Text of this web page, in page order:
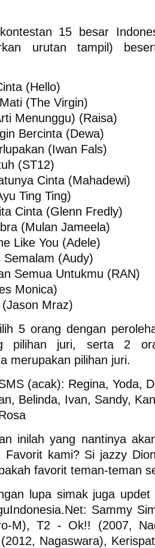
15 besar
urutan tampil)
(Hello)
(The Virgin)
Menunggu) (Raisa)
Bercinta (Dewa)
(Iwan Fals)
(ST12)
Cinta (Mahadewi)
Ting Ting)
Cinta (Glenn Fredly)
(Mulan Jameela)
Like You (Adele)
(Audy)
Semua Untukmu (RAN)
Monica)
(Jason Mraz)
5 orang dengan
pilihan juri, serta 2
merupakan pilihan juri.
(acak): Regina, Yoda,
Belinda, Ivan, Sandy,
inilah yang nantinya
Favorit kami? Si jazzy
favorit teman-teman
lupa simak juga updet
Sammy
M),T2 - Ok!!
(2007,
Nagaswara),